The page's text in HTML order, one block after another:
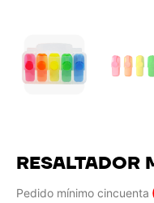
RESALTADOR
Pedido mínimo cincuenta